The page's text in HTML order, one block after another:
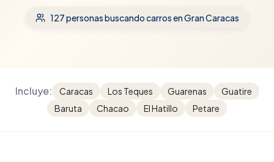
127personas buscando carrosen Gran Caracas
Incluye: Caracas Los Teques Guarenas
Guatire
Baruta
Chacao El Hatillo Petare